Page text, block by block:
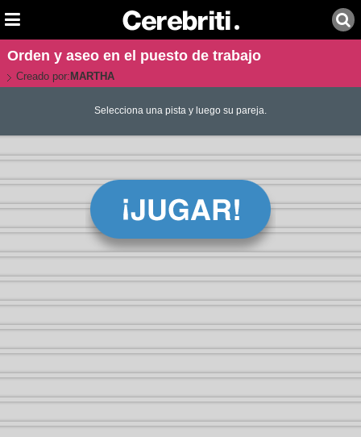
Orden y aseo en el puesto de trabajo
Creado por: MARTHA
Selecciona una pista y luego su pareja.